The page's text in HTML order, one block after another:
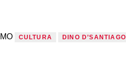
CULTURA DINO D’SANTIAGO